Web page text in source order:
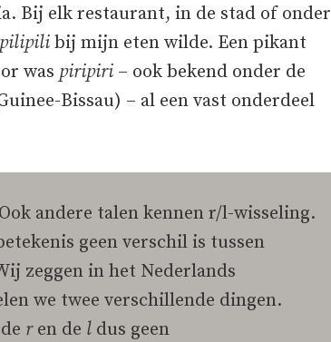
Bij elk restaurant, in de stad of onder
pilipili bij mijn eten wilde. Een pikant
was piripiri – ook bekend onder de
Bissau) – al een vast onderdeel
andere talen kennen r/l-wisseling.
geen verschil is tussen
zeggen in het Nederlands
we twee verschillende dingen.
ren de l dus geen